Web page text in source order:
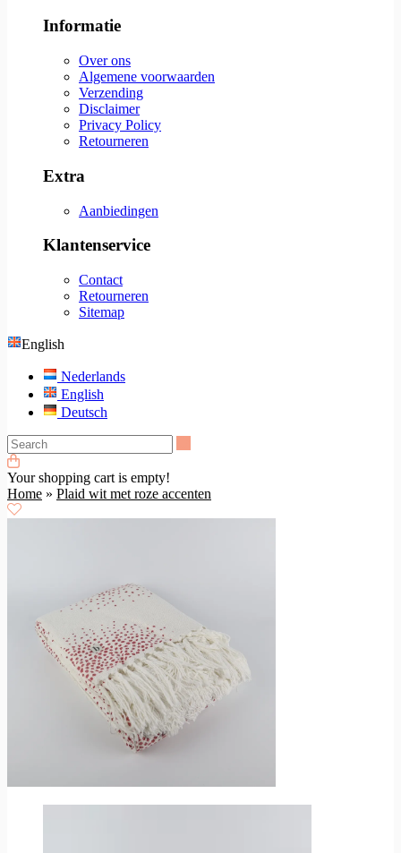
Informatie
Over ons
Algemene voorwaarden
Verzending
Disclaimer
Privacy Policy
Retourneren
Extra
Aanbiedingen
Klantenservice
Contact
Retourneren
Sitemap
English
Nederlands
English
Deutsch
Your shopping cart is empty!
Home » Plaid wit met roze accenten